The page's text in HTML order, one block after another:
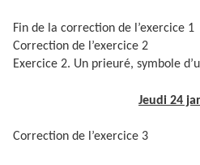
Fin de la correction de l’exercice 1
Correction de l’exercice 2
Exercice 2. Un prieuré, symbole
Jeudi 24
Correction de l’exercice 3